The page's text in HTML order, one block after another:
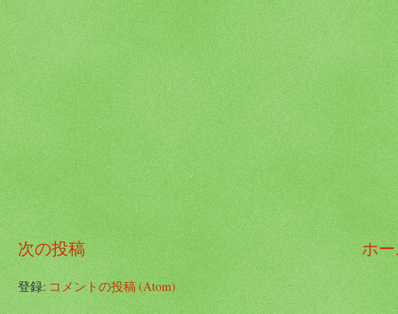
次の投稿 ホ
登録:コメントの投稿 (Atom)